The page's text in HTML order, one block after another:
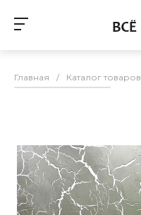
Главная / Каталог товаров